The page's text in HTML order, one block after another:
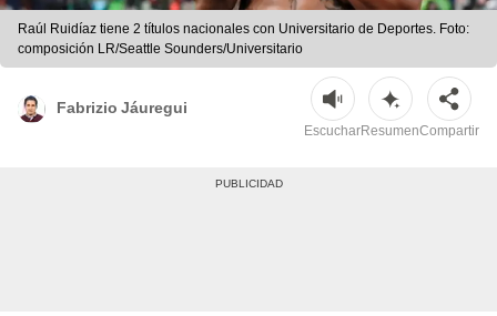
Raúl Ruidíaz tiene 2 títulos nacionales con Universitario de Deportes. Foto:
composición LR/Seattle Sounders/Universitario
Fabrizio Jáuregui
EscucharResumenCompartir